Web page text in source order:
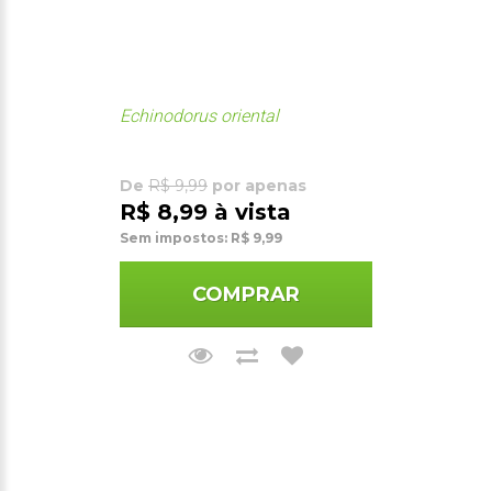
Echinodorus oriental
De R$ 9,99 por apenas
R$ 8,99 à vista
Sem impostos: R$ 9,99
COMPRAR